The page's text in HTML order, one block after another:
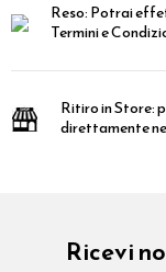
Reso:Potrai
Termini e
Ritiro in Store:
direttamente
Ricevi